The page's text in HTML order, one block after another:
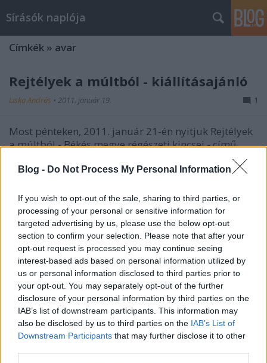
Blog - Do Not Process My Personal Information
If you wish to opt-out of the sale, sharing to third parties, or
processing of your personal or sensitive information for
targeted advertising by us, please use the below opt-out
section to confirm your selection. Please note that after your
opt-out request is processed you may continue seeing
interest-based ads based on personal information utilized by
us or personal information disclosed to third parties prior to
your opt-out. You may separately opt-out of the further
disclosure of your personal information by third parties on the
IAB’s list of downstream participants. This information may
also be disclosed by us to third parties on the IAB’s List of
Downstream Participants that may further disclose it to other
Sírásók naplója
Címkék » avar
Rejtélyek a múltból - kiállításajánló
Liska András • 2011. január 19. 1
Most pénteken, 2011. január 21-én nyitjuk Rejtélyek
a múltból - Békés megye régészeti kincsei - című
kiállításunkat Békéscsabán, a Munkácsy Mihály
Múzeumban.Tárlatunkon egy képzeletbeli ásatási
területének…
Aranyember, ezüstember,
bronzember
Rácz Zsófia •2010. június 22.
A közelmúltban két, egymással rokon, ritkaság
számba menő avar kori lelet került napvilágra az
ELTE Régészettudományi Intézetének Szolnok és
Tolna megyei ásatásain, amelyek a kora középkori
ötvösség emberalakot formázó tárgyai felé